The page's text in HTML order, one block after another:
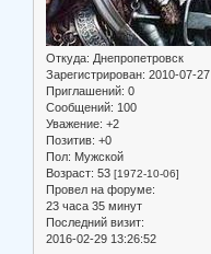
Откуда: Днепропетровск
Зарегистрирован: 2010-07-27
Приглашений: 0
Сообщений: 100
Уважение: +2
Позитив: +0
Пол: Мужской
Возраст: 53 [1972-10-06]
Провел на форуме:
23 часа 35 минут
Последний визит:
2016-02-29 13:26:52